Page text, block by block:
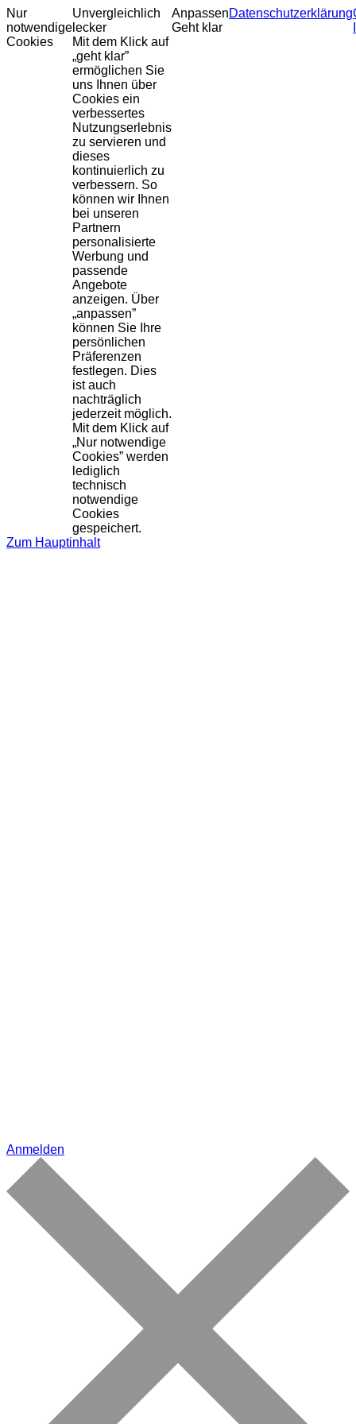
Nur
notwendige
Cookies
Unvergleichlich
lecker
Mit dem Klick auf
„geht klar”
ermöglichen Sie
uns Ihnen über
Cookies ein
verbessertes
Nutzungserlebnis
zu servieren und
dieses
kontinuierlich zu
verbessern. So
können wir Ihnen
bei unseren
Partnern
personalisierte
Werbung und
passende
Angebote
anzeigen. Über
„anpassen”
können Sie Ihre
persönlichen
Präferenzen
festlegen. Dies
ist auch
nachträglich
jederzeit möglich.
Mit dem Klick auf
„Nur notwendige
Cookies” werden
lediglich
technisch
notwendige
Cookies
gespeichert.
Anpassen
Geht klar
Datenschutzerklärung
Zum Hauptinhalt
Anmelden